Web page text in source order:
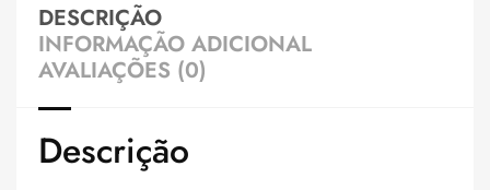
DESCRIÇÃO
INFORMAÇÃO ADICIONAL
AVALIAÇÕES (0)
Descrição